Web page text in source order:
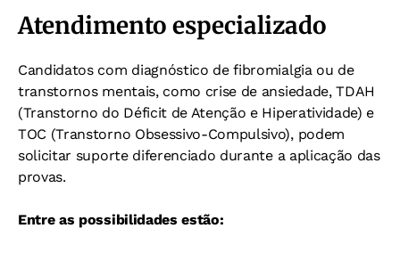
Atendimento especializado
Candidatos com diagnóstico de fibromialgia ou de
transtornos mentais, como crise de ansiedade, TDAH
(Transtorno do Déficit de Atenção e Hiperatividade) e
TOC (Transtorno Obsessivo-Compulsivo), podem
solicitar suporte diferenciado durante a aplicação das
provas.
Entre as possibilidades estão: